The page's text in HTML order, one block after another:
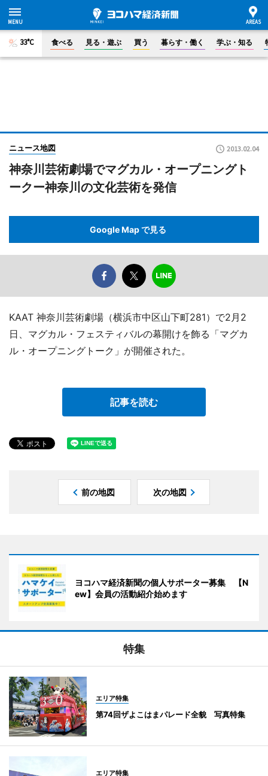
33°C 食べる 見る・遊ぶ 買う 暮らす・働く 学ぶ・知る
ニュース地図 2013.02.04
神奈川芸術劇場でマグカル・オープニングト
ークー神奈川の文化芸術を発信
Google Map で見る
KAAT 神奈川芸術劇場（横浜市中区山下町281）で2月2
日、マグカル・フェスティバルの幕開けを飾る「マグカ
ル・オープニングトーク」が開催された。
記事を読む
前の地図 次の地図
ヨコハマ経済新聞の個人サポーター募集 【N
ew】会員の活動紹介始めます
特集
エリア特集
第74回ザよこはまパレード全貌 写真特集
エリア特集